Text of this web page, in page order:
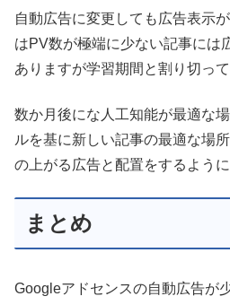
自動広告に変更しても広告表示
はPV数が極端に少ない記事には
ありますが学習期間と割り切っ
数か月後にな人工知能が最適な
ルを基に新しい記事の最適な場
の上がる広告と配置をするように
まとめ
Googleアドセンスの自動広告が